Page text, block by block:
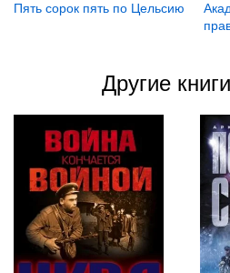
Пять сорок пять по Цельсию
Другие